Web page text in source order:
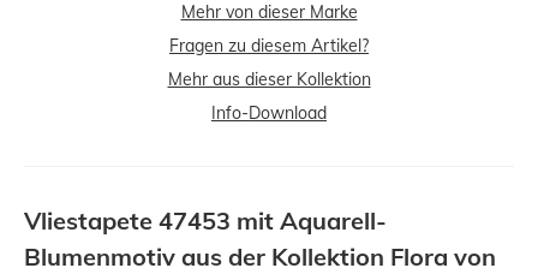
Mehr von dieser Marke
Fragen zu diesem Artikel?
Mehr aus dieser Kollektion
Info-Download
Vliestapete 47453 mit Aquarell-
Blumenmotiv aus der Kollektion Flora von